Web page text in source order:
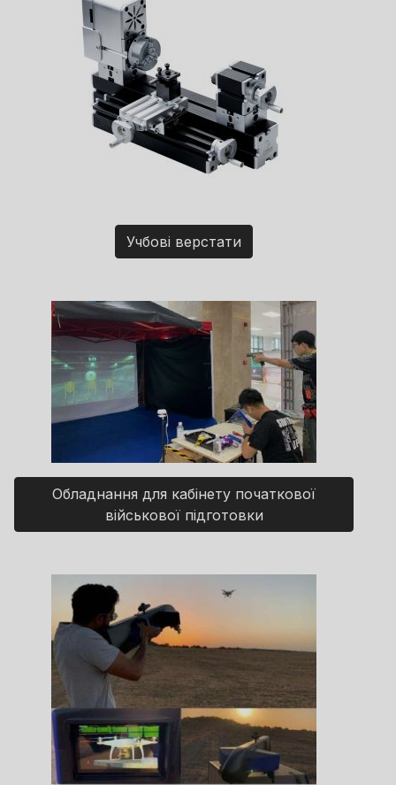
Учбові верстати
Обладнання для кабінету початкової
військової підготовки